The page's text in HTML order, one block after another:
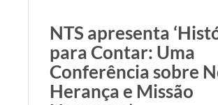
NTS apresenta
para Contar: Uma
Conferência sobre
Herança e Missão